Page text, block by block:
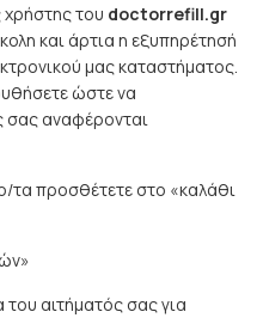
του doctorrefill.gr
και άρτια η εξυπηρέτησή
μας καταστήματος.
ώστε να
σας αναφέρονται
τα προσθέτετε στο «καλάθι
αιτήματός σας για